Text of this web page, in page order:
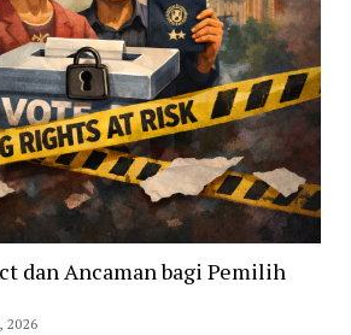
dan Ancaman bagi Pemilih
2026